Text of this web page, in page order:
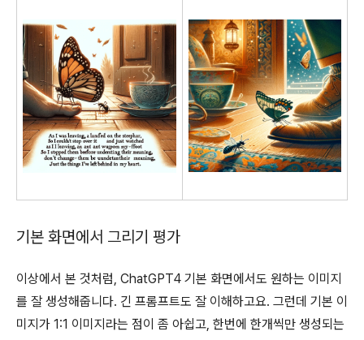
기본 화면에서 그리기 평가
이상에서 본 것처럼, ChatGPT4 기본 화면에서도 원하는 이미지
를 잘 생성해줍니다. 긴 프롬프트도 잘 이해하고요. 그런데 기본 이
미지가 1:1 이미지라는 점이 좀 아쉽고, 한번에 한개씩만 생성되는